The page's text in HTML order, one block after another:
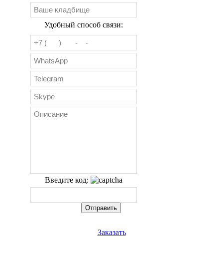
Удобный способ связи:
Введите код:
Заказать